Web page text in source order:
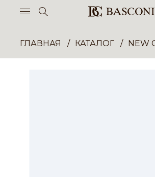
ГЛАВНАЯ КАТАЛОГ NEW